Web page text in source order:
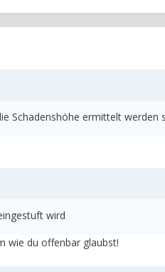
Schadenshöhe ermittelt werden
wird
wie du offenbar glaubst!